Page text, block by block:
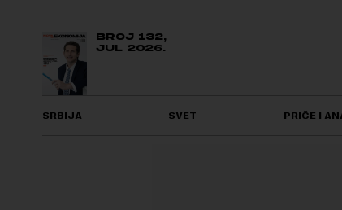
BROJ 132,
JUL 2026.
SRBIJA SVET PRIČE I